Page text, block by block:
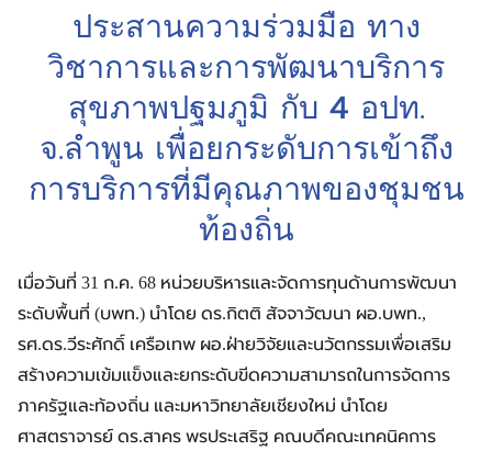
ประสานความร่วมมือ ทาง
วิชาการและการพัฒนาบริการ
สุขภาพปฐมภูมิ กับ 4 อปท.
จ.ลำพูน เพื่อยกระดับการเข้าถึง
การบริการที่มีคุณภาพของชุมชน
ท้องถิ่น
เมื่อวันที่ 31 ก.ค. 68 หน่วยบริหารและจัดการทุนด้านการพัฒนา
ระดับพื้นที่ (บพท.) นำโดย ดร.กิตติ สัจจาวัฒนา ผอ.บพท.,
รศ.ดร.วีระศักดิ์ เครือเทพ ผอ.ฝ่ายวิจัยและนวัตกรรมเพื่อเสริม
สร้างความเข้มแข็งและยกระดับขีดความสามารถในการจัดการ
ภาครัฐและท้องถิ่น และมหาวิทยาลัยเชียงใหม่ นำโดย
ศาสตราจารย์ ดร.สาคร พรประเสริฐ คณบดีคณะเทคนิคการ